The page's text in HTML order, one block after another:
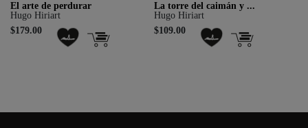
El arte de perdurar
Hugo Hiriart
$179.00
La torre del caimán y ...
Hugo Hiriart
$109.00